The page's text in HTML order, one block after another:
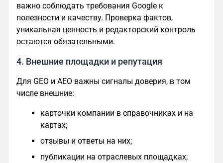
важно соблюдать требования Google к
полезности и качеству. Проверка фактов,
уникальная ценность и редакторский контроль
остаются обязательными.
4. Внешние площадки и репутация
Для GEO и AEO важны сигналы доверия, в том
числе внешние:
карточки компании в справочниках и на
картах;
отзывы и ответы на них;
публикации на отраслевых площадках;